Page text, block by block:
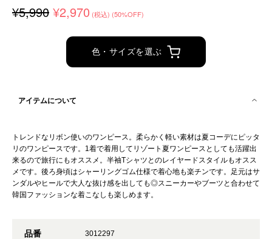
¥5,990 ¥2,970 (税込) (50%OFF)
色・サイズを選ぶ
アイテムについて
トレンドなリボン使いのワンピース。柔らかく軽い素材は夏コーデにピッタ
リのワンピースです。1着で着用してリゾート夏ワンピースとしても活躍出
来るので旅行にもオススメ。半袖Tシャツとのレイヤードスタイルもオスス
メです。後ろ身頃はシャーリングゴム仕様で着心地も楽チンです。足元はサ
ンダルやヒールで大人な抜け感を出しても◎スニーカーやブーツと合わせて
韓国ファッションな着こなしも楽しめます。
品番 3012297